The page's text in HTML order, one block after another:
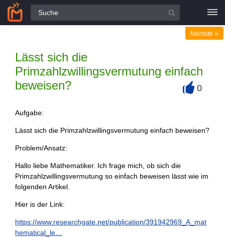
Alle Fragen
Lässt sich die
Primzahlzwillingsvermutung einfach
beweisen?
Nächste »
0
Aufgabe:
Lässt sich die Primzahlzwillingsvermutung einfach beweisen?
Problem/Ansatz:
Hallo liebe Mathematiker. Ich frage mich, ob sich die
Primzahlzwillingsvermutung so einfach beweisen lässt wie im
folgenden Artikel.
Hier is der Link:
https://www.researchgate.net/publication/391942969_A_mat
hematical_le…